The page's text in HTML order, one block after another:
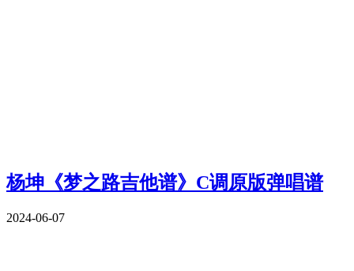
杨坤《梦之路吉他谱》C调原版弹唱谱
2024-06-07